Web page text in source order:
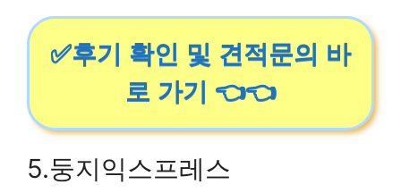
✅후기 확인 및 견적문의 바
로 가기 👈👈
5.둥지익스프레스